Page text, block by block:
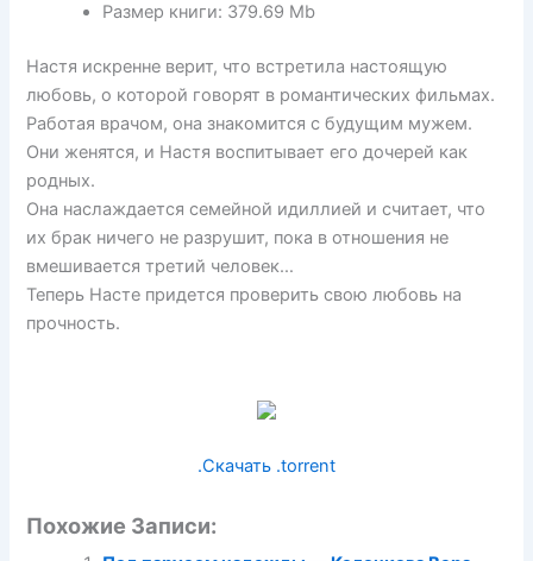
Размер книги: 379.69 Mb
Настя искренне верит, что встретила настоящую
любовь, о которой говорят в романтических фильмах.
Работая врачом, она знакомится с будущим мужем.
Они женятся, и Настя воспитывает его дочерей как
родных.
Она наслаждается семейной идиллией и считает, что
их брак ничего не разрушит, пока в отношения не
вмешивается третий человек…
Теперь Насте придется проверить свою любовь на
прочность.
.Скачать .torrent
Похожие Записи: